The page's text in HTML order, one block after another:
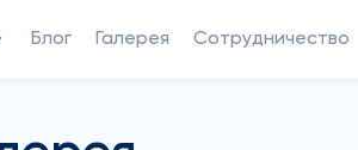
Блог Галерея Сотрудничество